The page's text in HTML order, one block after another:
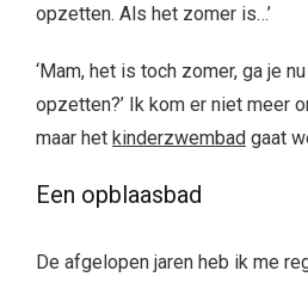
opzetten. Als het zomer is…’
‘Mam, het is toch zomer, ga je
opzetten?’ Ik kom er niet meer
maar het kinderzwembad gaat
Een opblaasbad
De afgelopen jaren heb ik me